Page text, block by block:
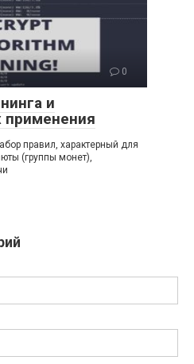
0
и
применения
правил, характерный для
(группы монет),